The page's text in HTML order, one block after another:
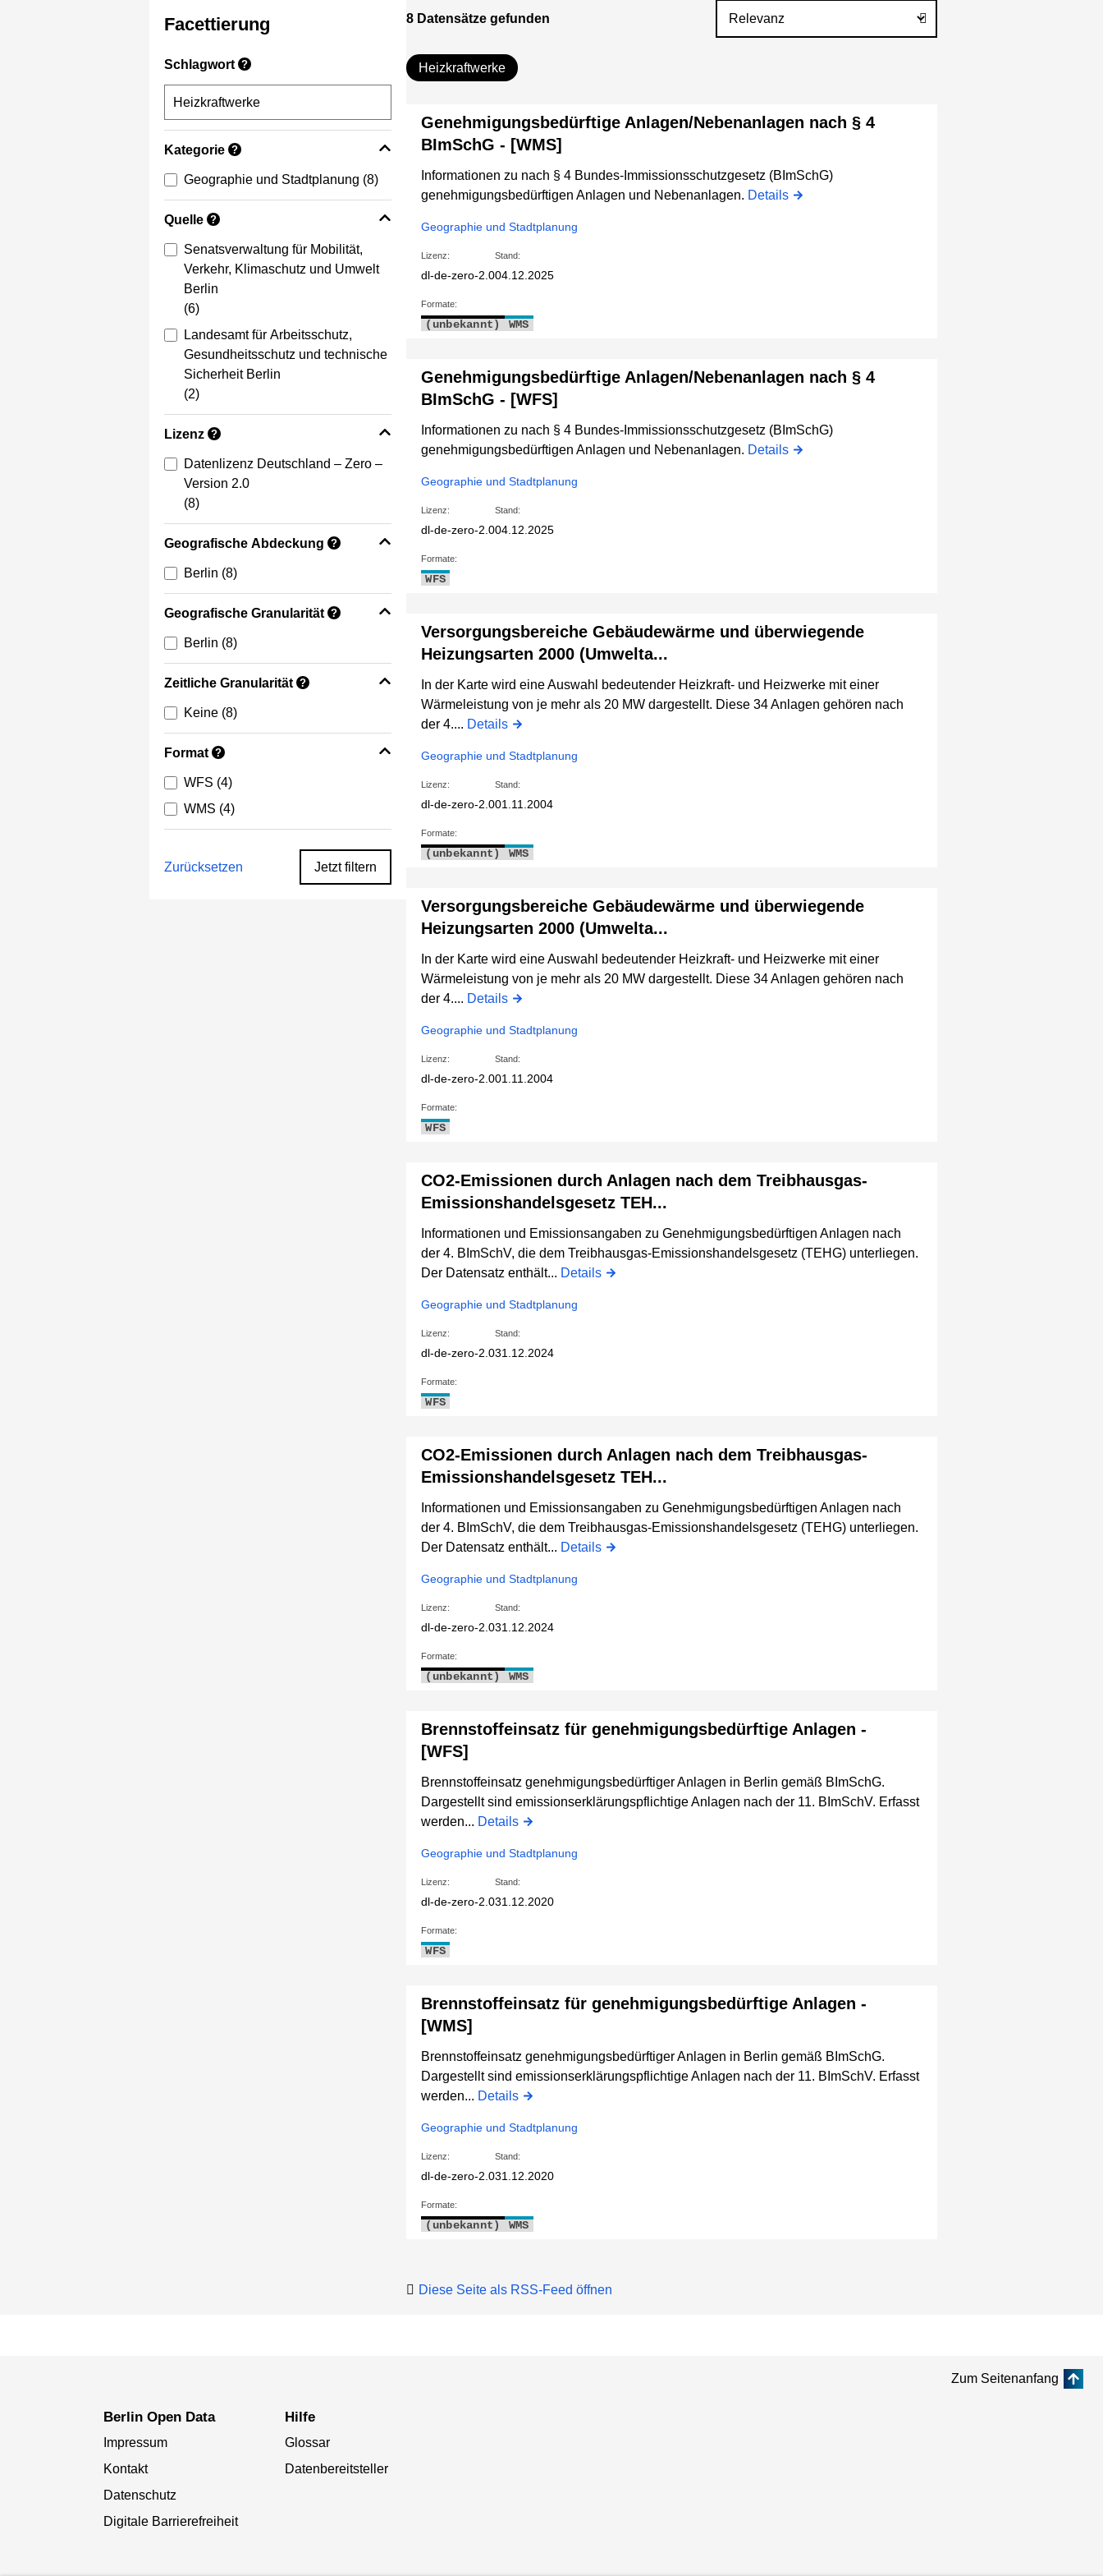
Facettierung
Schlagwort ?
Kategorie ?
Geographie und Stadtplanung (8)
Quelle ?
Senatsverwaltung für Mobilität,
Verkehr, Klimaschutz und Umwelt
Berlin
(6)
Landesamt für Arbeitsschutz,
Gesundheitsschutz und technische
Sicherheit Berlin
(2)
Lizenz ?
Datenlizenz Deutschland – Zero –
Version 2.0
(8)
Geografische Abdeckung ?
Berlin (8)
Geografische Granularität ?
Berlin (8)
Zeitliche Granularität ?
Keine (8)
Format ?
WFS (4)
WMS (4)
Zurücksetzen Jetzt filtern
8 Datensätze gefunden
Heizkraftwerke
Genehmigungsbedürftige Anlagen/Nebenanlagen nach § 4
BImSchG - [WMS]
Informationen zu nach § 4 Bundes-Immissionsschutzgesetz (BImSchG)
genehmigungsbedürftigen Anlagen und Nebenanlagen. Details
Geographie und Stadtplanung
Lizenz:
dl-de-zero-2.0
Stand:
04.12.2025
Formate:
(unbekannt) WMS
Genehmigungsbedürftige Anlagen/Nebenanlagen nach § 4
BImSchG - [WFS]
Informationen zu nach § 4 Bundes-Immissionsschutzgesetz (BImSchG)
genehmigungsbedürftigen Anlagen und Nebenanlagen. Details
Geographie und Stadtplanung
Lizenz:
dl-de-zero-2.0
Stand:
04.12.2025
Formate:
WFS
Versorgungsbereiche Gebäudewärme und überwiegende
Heizungsarten 2000 (Umwelta...
In der Karte wird eine Auswahl bedeutender Heizkraft- und Heizwerke mit einer
Wärmeleistung von je mehr als 20 MW dargestellt. Diese 34 Anlagen gehören nach
der 4.... Details
Geographie und Stadtplanung
Lizenz:
dl-de-zero-2.0
Stand:
01.11.2004
Formate:
(unbekannt) WMS
Versorgungsbereiche Gebäudewärme und überwiegende
Heizungsarten 2000 (Umwelta...
In der Karte wird eine Auswahl bedeutender Heizkraft- und Heizwerke mit einer
Wärmeleistung von je mehr als 20 MW dargestellt. Diese 34 Anlagen gehören nach
der 4.... Details
Geographie und Stadtplanung
Lizenz:
dl-de-zero-2.0
Stand:
01.11.2004
Formate:
WFS
CO2-Emissionen durch Anlagen nach dem Treibhausgas-
Emissionshandelsgesetz TEH...
Informationen und Emissionsangaben zu Genehmigungsbedürftigen Anlagen nach
der 4. BImSchV, die dem Treibhausgas-Emissionshandelsgesetz (TEHG) unterliegen.
Der Datensatz enthält... Details
Geographie und Stadtplanung
Lizenz:
dl-de-zero-2.0
Stand:
31.12.2024
Formate:
WFS
CO2-Emissionen durch Anlagen nach dem Treibhausgas-
Emissionshandelsgesetz TEH...
Informationen und Emissionsangaben zu Genehmigungsbedürftigen Anlagen nach
der 4. BImSchV, die dem Treibhausgas-Emissionshandelsgesetz (TEHG) unterliegen.
Der Datensatz enthält... Details
Geographie und Stadtplanung
Lizenz:
dl-de-zero-2.0
Stand:
31.12.2024
Formate:
(unbekannt) WMS
Brennstoffeinsatz für genehmigungsbedürftige Anlagen -
[WFS]
Brennstoffeinsatz genehmigungsbedürftiger Anlagen in Berlin gemäß BImSchG.
Dargestellt sind emissionserklärungspflichtige Anlagen nach der 11. BImSchV. Erfasst
werden... Details
Geographie und Stadtplanung
Lizenz:
dl-de-zero-2.0
Stand:
31.12.2020
Formate:
WFS
Brennstoffeinsatz für genehmigungsbedürftige Anlagen -
[WMS]
Brennstoffeinsatz genehmigungsbedürftiger Anlagen in Berlin gemäß BImSchG.
Dargestellt sind emissionserklärungspflichtige Anlagen nach der 11. BImSchV. Erfasst
werden... Details
Geographie und Stadtplanung
Lizenz:
dl-de-zero-2.0
Stand:
31.12.2020
Formate:
(unbekannt) WMS
Diese Seite als RSS-Feed öffnen
Zum Seitenanfang
Berlin Open Data
Impressum
Kontakt
Datenschutz
Digitale Barrierefreiheit
Hilfe
Glossar
Datenbereitsteller